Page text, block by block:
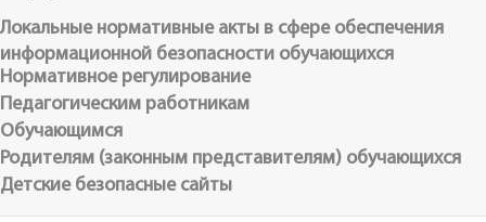
Локальные нормативные акты в сфере обеспечения
информационной безопасности обучающихся
Нормативное регулирование
Педагогическим работникам
Обучающимся
Родителям (законным представителям) обучающихся
Детские безопасные сайты